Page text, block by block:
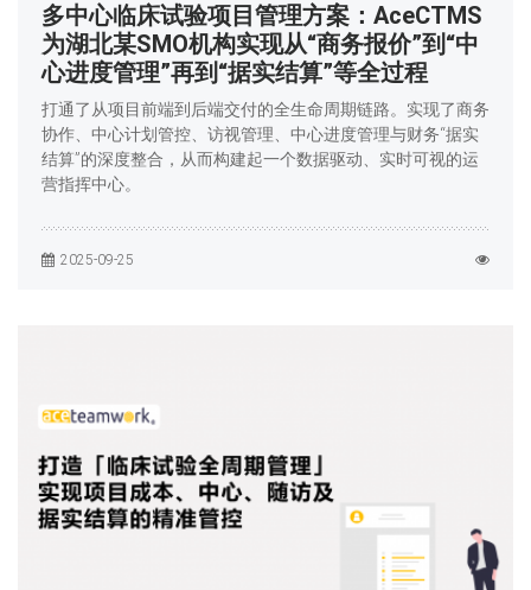
多中心临床试验项目管理方案：AceCTMS
为湖北某SMO机构实现从“商务报价”到“中
心进度管理”再到“据实结算”等全过程
打通了从项目前端到后端交付的全生命周期链路。实现了商务
协作、中心计划管控、访视管理、中心进度管理与财务“据实
结算”的深度整合，从而构建起一个数据驱动、实时可视的运
营指挥中心。
2025-09-25